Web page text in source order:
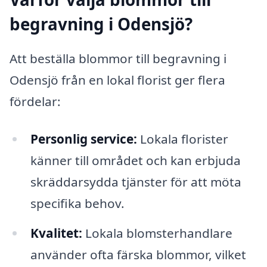
begravning i Odensjö?
Att beställa blommor till begravning i
Odensjö från en lokal florist ger flera
fördelar:
Personlig service: Lokala florister
känner till området och kan erbjuda
skräddarsydda tjänster för att möta
specifika behov.
Kvalitet: Lokala blomsterhandlare
använder ofta färska blommor, vilket